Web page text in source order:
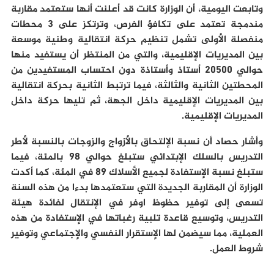
وتابعت اليومية، أن الوزارة كانت قد أعلنت أنها ستعتمد مقاربة
مندمجة تعتمد على تكافؤ الفرص، وترتكز على 3 محطات
منفصلة الأولى تشمل تنظيم حركة انتقالية وطنية موسعة
بين المديريات الإقليمية، والتي من المنتظر أن يستفيد منها
حوالي 20500 أستاذ وأستاذة دون احتساب المستفيدين من
المحطتين الثانية والثالثة، فيما ترتبط الثانية بحركة انتقالية
بين المديريات الإقليمية داخل الجهة، ثم تليها حركة داخل
المديريات الإقليمية.
وأشار حصاد أن نسبة الإلتحاق بالأزواج والزوجات بالنسبة لأطر
التدريس بالسلك الإبتدائي ستبلغ حوالي 98 بالمئة، فيما
ستبلغ نسبة الإستفادة لجميع الأسلاك 89 في المئة، كما أكدت
الوزارة أن المقاربة الجديدة التي ستعتمدها بدءا من هذه السنة
تسعى إلى توفير حظوظ اوفر في الإنتقال لفائدة هيئة
التدريس، وتوسيع قاعدة تلبية رغباتها في الإستفادة من هذه
العملية، مما سيضمن لها الإستقرار النفسي والإجتماعي وتوفير
شروط العمل.